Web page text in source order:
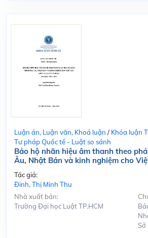
Luận án, Luận văn, Khoá luận / Khóa luận
Tư pháp Quốc tế - Luật so sánh
Bảo hộ nhãn hiệu âm thanh theo
Âu, Nhật Bản và kinh nghiệm cho
Tác giả:
Đinh, Thị Minh Thu
Nhà xuất bản:
Trường Đại học Luật TP.HCM
Sở